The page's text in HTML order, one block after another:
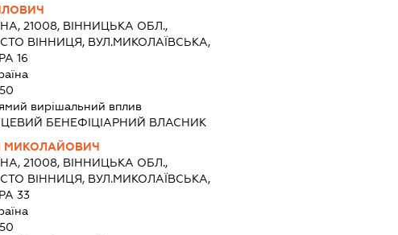
21008, ВІННИЦЬКА ОБЛ.,
ВІННИЦЯ, ВУЛ.МИКОЛАЇВСЬКА,
16
50
вирішальний вплив
БЕНЕФІЦІАРНИЙ ВЛАСНИК
МИКОЛАЙОВИЧ
21008, ВІННИЦЬКА ОБЛ.,
ВІННИЦЯ, ВУЛ.МИКОЛАЇВСЬКА,
33
50